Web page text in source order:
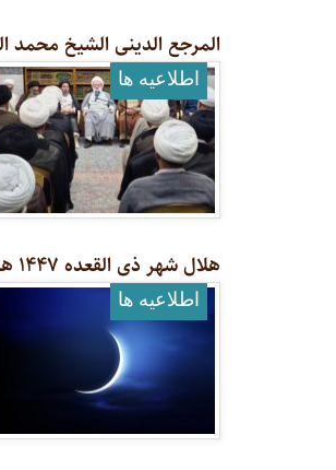
المرجع الدینی الشیخ محمد
اطلاعيه ها
هلال شهر ذی القعده ١۴۴٧ هـ
اطلاعيه ها